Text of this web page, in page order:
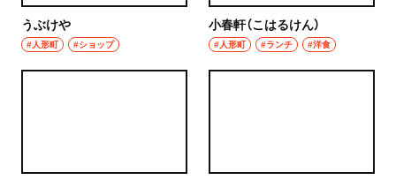
うぶけや
#人形町 #ショップ
小春軒（こはるけん）
#人形町 #ランチ #洋食